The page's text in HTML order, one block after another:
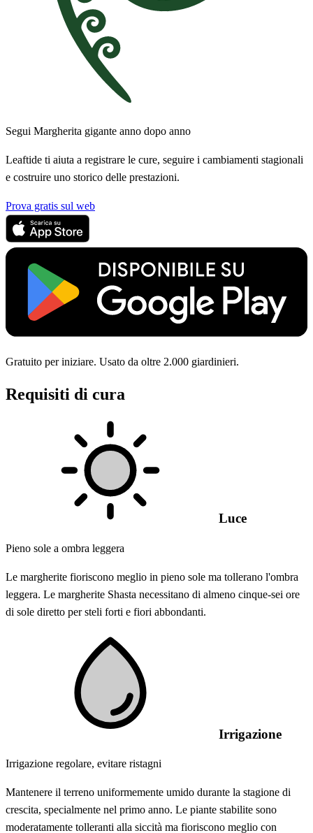
Segui Margherita gigante anno dopo anno
Leaftide ti aiuta a registrare le cure, seguire i cambiamenti stagionali
e costruire uno storico delle prestazioni.
Prova gratis sul web
Gratuito per iniziare. Usato da oltre 2.000 giardinieri.
Requisiti di cura
Luce
Pieno sole a ombra leggera
Le margherite fioriscono meglio in pieno sole ma tollerano l'ombra
leggera. Le margherite Shasta necessitano di almeno cinque-sei ore
di sole diretto per steli forti e fiori abbondanti.
Irrigazione
Irrigazione regolare, evitare ristagni
Mantenere il terreno uniformemente umido durante la stagione di
crescita, specialmente nel primo anno. Le piante stabilite sono
moderatamente tolleranti alla siccità ma fioriscono meglio con